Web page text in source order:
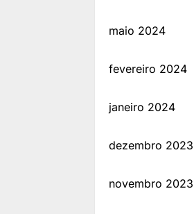
maio 2024
fevereiro 2024
janeiro 2024
dezembro 2023
novembro 2023